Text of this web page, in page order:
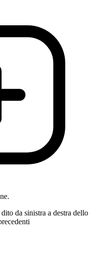
da sinistra a destra dello